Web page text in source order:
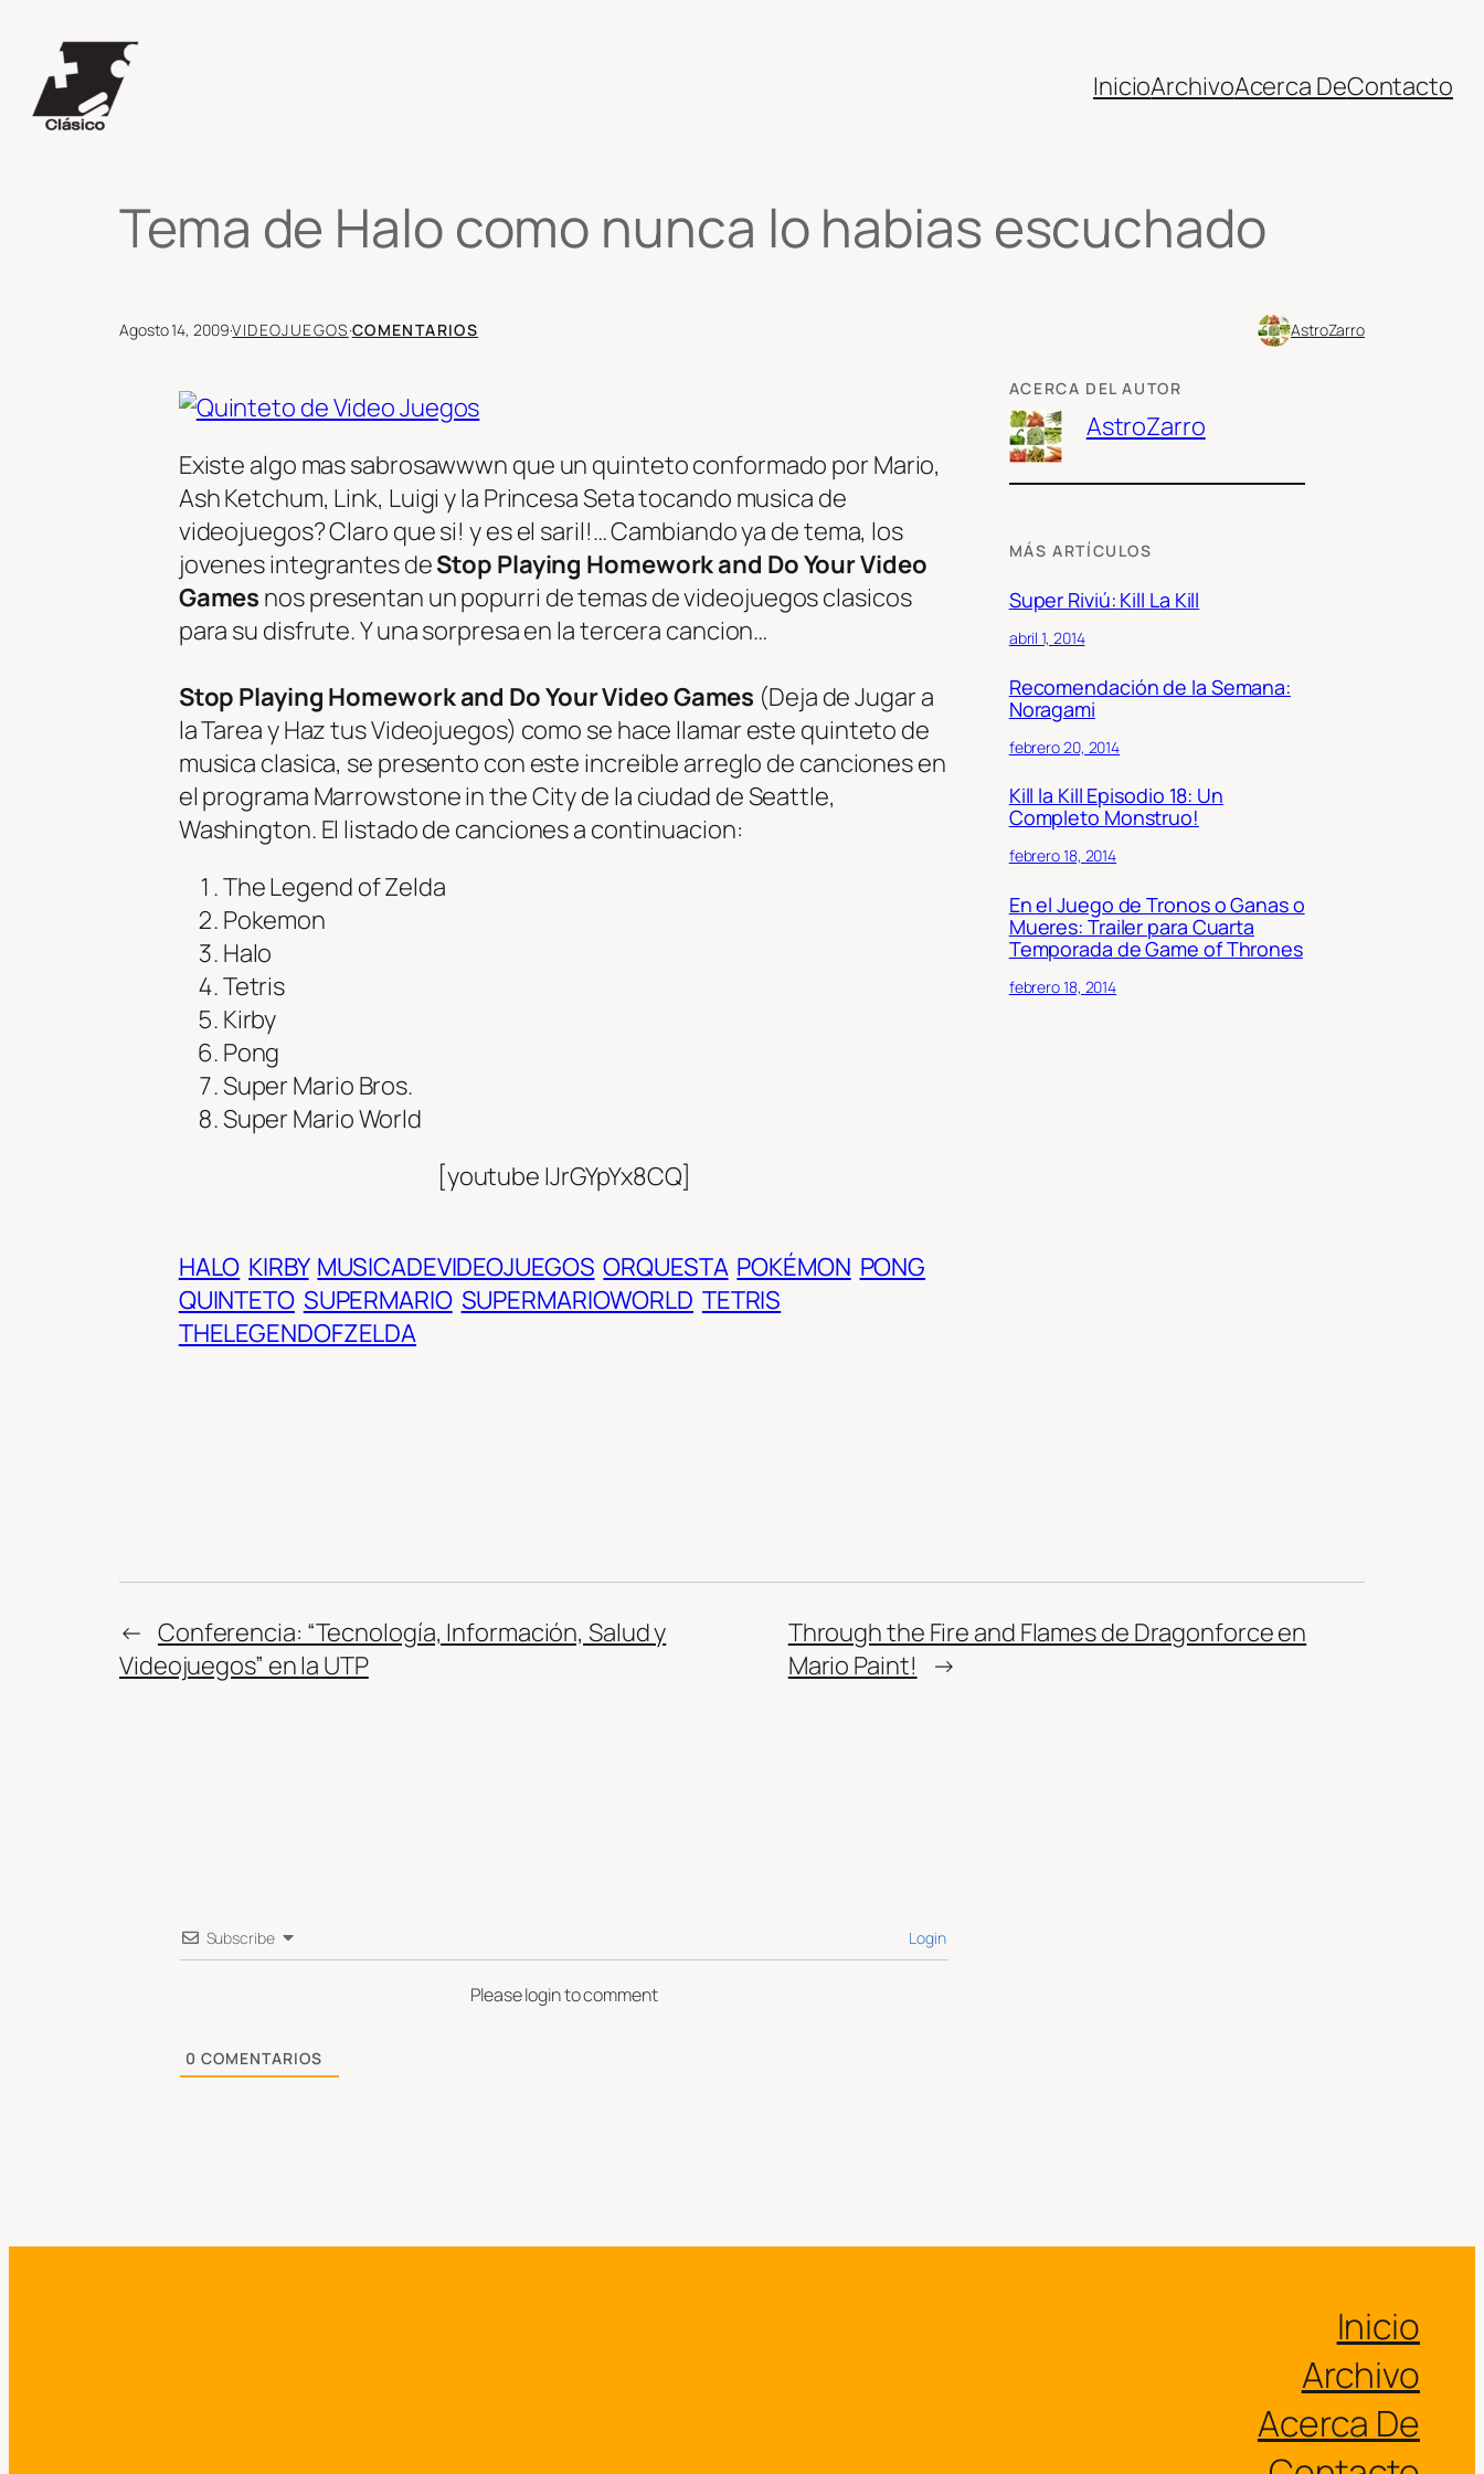
contenido
InicioArchivoAcerca DeContacto
Tema de Halo como nunca lo habias escuchado
Agosto 14, 2009·VIDEOJUEGOS·COMENTARIOS AstroZarro
Existe algo mas sabrosawwwn que un quinteto conformado por Mario,
Ash Ketchum, Link, Luigi y la Princesa Seta tocando musica de
videojuegos? Claro que si! y es el saril!… Cambiando ya de tema, los
jovenes integrantes deStop Playing Homework and Do Your Video
Games nos presentan un popurri de temas de videojuegos clasicos
para su disfrute. Y una sorpresa en la tercera cancion…
Stop Playing Homework and Do Your Video Games (Deja de Jugar a
la Tarea y Haz tus Videojuegos) como se hace llamar este quinteto de
musica clasica, se presento con este increible arreglo de canciones en
el programa Marrowstone in the City de la ciudad de Seattle,
Washington. El listado de canciones a continuacion:
The Legend of Zelda
Pokemon
Halo
Tetris
Kirby
Pong
Super Mario Bros.
Super Mario World
[youtube IJrGYpYx8CQ]
HALO KIRBY MUSICADEVIDEOJUEGOS ORQUESTA POKÉMON PONG
QUINTETO SUPERMARIO SUPERMARIOWORLD TETRIS
THELEGENDOFZELDA
ACERCA DEL AUTOR
AstroZarro
MÁS ARTÍCULOS
Super Riviú: Kill La Kill
abril 1, 2014
Recomendación de la Semana:
Noragami
febrero 20, 2014
Kill la Kill Episodio 18: Un
Completo Monstruo!
febrero 18, 2014
En el Juego de Tronos o Ganas o
Mueres: Trailer para Cuarta
Temporada de Game of Thrones
febrero 18, 2014
← Conferencia: “Tecnología, Información, Salud y
Videojuegos” en la UTP
Through the Fire and Flames de Dragonforce en
Mario Paint!
→
Subscribe Login
Please login to comment
0 COMENTARIOS
Inicio
Archivo
Acerca De